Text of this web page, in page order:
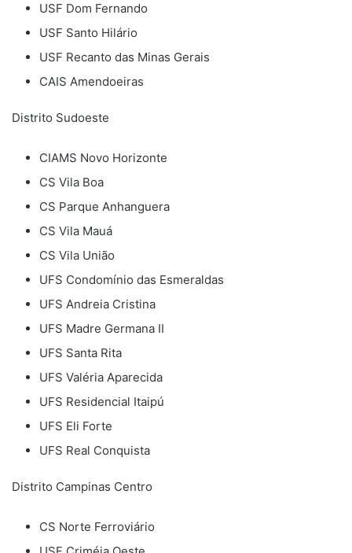
USF Dom Fernando
USF Santo Hilário
USF Recanto das Minas Gerais
CAIS Amendoeiras
Distrito Sudoeste
CIAMS Novo Horizonte
CS Vila Boa
CS Parque Anhanguera
CS Vila Mauá
CS Vila União
UFS Condomínio das Esmeraldas
UFS Andreia Cristina
UFS Madre Germana II
UFS Santa Rita
UFS Valéria Aparecida
UFS Residencial Itaipú
UFS Eli Forte
UFS Real Conquista
Distrito Campinas Centro
CS Norte Ferroviário